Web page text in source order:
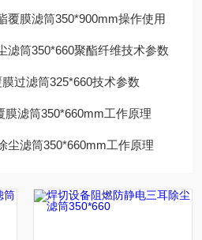
覆膜滤筒350*900mm操作使用
滤筒350*660聚酯纤维技术参数
过滤筒325*660技术参数
膜滤筒350*660mm工作原理
尘滤筒350*660mm工作原理